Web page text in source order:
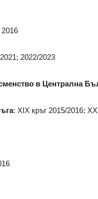
2016
2022/2023
в Централна
: XIX кръг 2015/2016;